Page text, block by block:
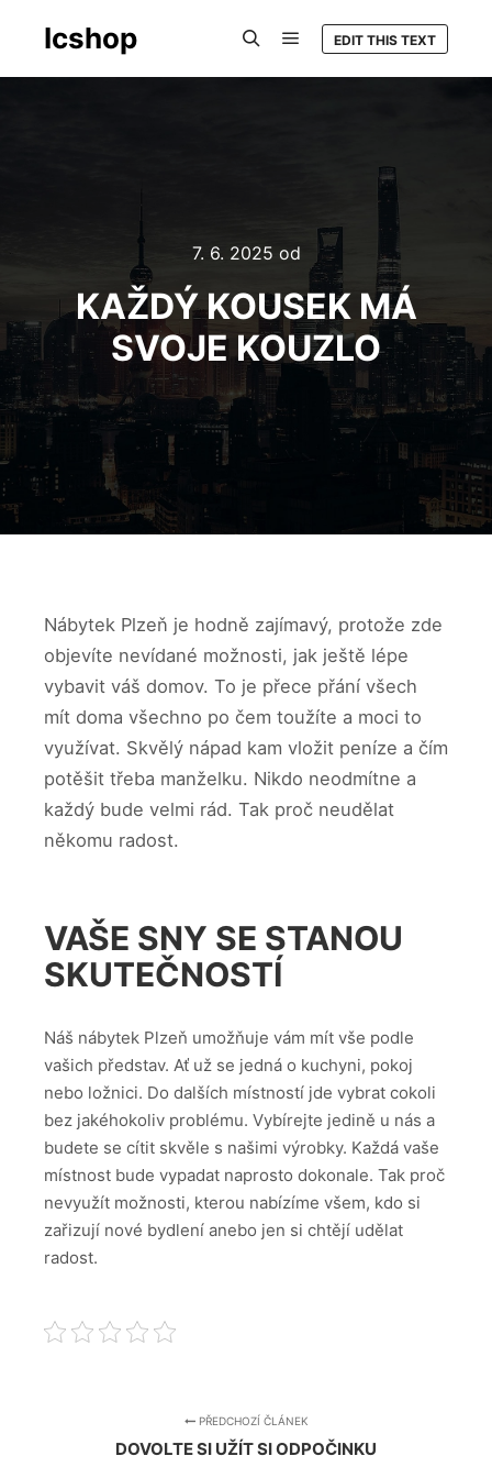
Icshop EDIT THIS TEXT
7. 6. 2025 od
KAŽDÝ KOUSEK MÁ
SVOJE KOUZLO
Nábytek Plzeň je hodně zajímavý, protože zde
objevíte nevídané možnosti, jak ještě lépe
vybavit váš domov. To je přece přání všech
mít doma všechno po čem toužíte a moci to
využívat. Skvělý nápad kam vložit peníze a čím
potěšit třeba manželku. Nikdo neodmítne a
každý bude velmi rád. Tak proč neudělat
někomu radost.
VAŠE SNY SE STANOU
SKUTEČNOSTÍ
Náš nábytek Plzeň umožňuje vám mít vše podle
vašich představ. Ať už se jedná o kuchyni, pokoj
nebo ložnici. Do dalších místností jde vybrat cokoli
bez jakéhokoliv problému. Vybírejte jedině u nás a
budete se cítit skvěle s našimi výrobky. Každá vaše
místnost bude vypadat naprosto dokonale. Tak proč
nevyužít možnosti, kterou nabízíme všem, kdo si
zařizují nové bydlení anebo jen si chtějí udělat
radost.
PŘEDCHOZÍ ČLÁNEK
DOVOLTE SI UŽÍT SI ODPOČINKU